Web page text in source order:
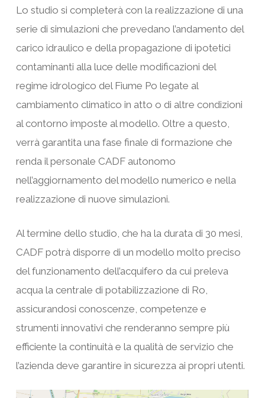
Lo studio si completerà con la realizzazione di una
serie di simulazioni che prevedano l’andamento del
carico idraulico e della propagazione di ipotetici
contaminanti alla luce delle modificazioni del
regime idrologico del Fiume Po legate al
cambiamento climatico in atto o di altre condizioni
al contorno imposte al modello. Oltre a questo,
verrà garantita una fase finale di formazione che
renda il personale CADF autonomo
nell’aggiornamento del modello numerico e nella
realizzazione di nuove simulazioni.
Al termine dello studio, che ha la durata di 30 mesi,
CADF potrà disporre di un modello molto preciso
del funzionamento dell’acquifero da cui preleva
acqua la centrale di potabilizzazione di Ro,
assicurandosi conoscenze, competenze e
strumenti innovativi che renderanno sempre più
efficiente la continuità e la qualità de servizio che
l’azienda deve garantire in sicurezza ai propri utenti.